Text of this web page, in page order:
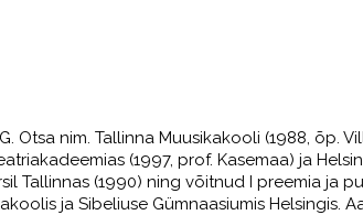
Otsa nim. Tallinna Muusikakooli (1988, õp.
(1997, prof. Kasemaa) ja
Tallinnas (1990) ning võitnud I preemia ja
ja Sibeliuse Gümnaasiumis Helsingis.